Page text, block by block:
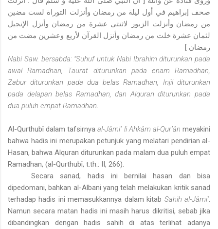
صحف إبراهيم في أول ليلة من رمضان وأنزلت التوراة لست مضين
من رمضان وأنزلت الزبور لاثنتي عشرة من رمضان وأنزل الإنجيل
لثمان عشرة خلت من رمضان وأنزل القرآن لأربع وعشرين مضت من
رمضان ]
Nabi Saw. bersabda: “Suhuf untuk Nabi Ibrahim diturunkan pada
awal Ramadhan, Taurat diturunkan pada enam Ramadhan,
Zabur diturunkan pada dua belas Ramadhan, Injil diturunkan
pada delapan belas Ramadhan, dan Alquran diturunkan pada
dua puluh empat Ramadhan
Al-Qurthubî dalam tafsirnyaal-Jâmi‘ li Ahkâm al-Qur’ân meyakini
bahwa hadis ini merupakan petunjuk yang melatari pendirian al-
Hasan, bahwa Alquran diturunkan pada malam dua puluh empat
Ramadhan, (al-Qurthubî, t.th.: II, 266).
Secara sanad, hadis ini bernilai hasan dan bisa
dipedomani, bahkan al-Albani yang telah melakukan kritik sanad
terhadap hadis ini memasukkannya dalam kitab Sahih al-Jâmi‘
Namun secara matan hadis ini masih harus dikritisi, sebab jika
dibandingkan dengan hadis sahih di atas terlihat adanya